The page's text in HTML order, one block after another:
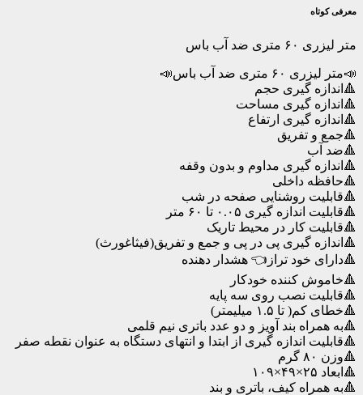
متری
ضد
باس
معرفی کوتاه
متر لیزری ۶۰ متری ضد آب باس
📣متر لیزری ۶۰ متری ضد آب باس📣
🔺اندازه گیری حجم
🔺اندازه گیری مساحت
🔺اندازه گیری ارتفاع
🔺جمع و تفریق
🔺ضد آب
🔺اندازه گیری مداوم و بدون وقفه
🔺حافظه داخلی
🔺قابلیت روشنایی صفحه در شب
🔺قابلیت اندازه گیری ۰.۰۵ تا ۶۰ متر
🔺قابلیت کار در محیط تاریک
🔺اندازه گیری پی در پی و جمع و تفریق(فیثاغورث)
🔺دارای خود تراز👈 هشدار دهنده
🔺خاموش کننده خودکار
🔺قابلیت نصب روی سه پایه
🔺خطای کم( تا ۱.۵ میلیمتر)
🔺به همراه بند آویز و دو عدد باتری نیم قلمی
🔺قابلیت اندازه گیری از ابتدا و انتهای دستگاه به عنوان نقطه صفر
🔺وزن ۸۰ گرم
🔺ابعاد ۲۵×۴۹×۱۰۹
🔺به همراه کیف، باتری و بند